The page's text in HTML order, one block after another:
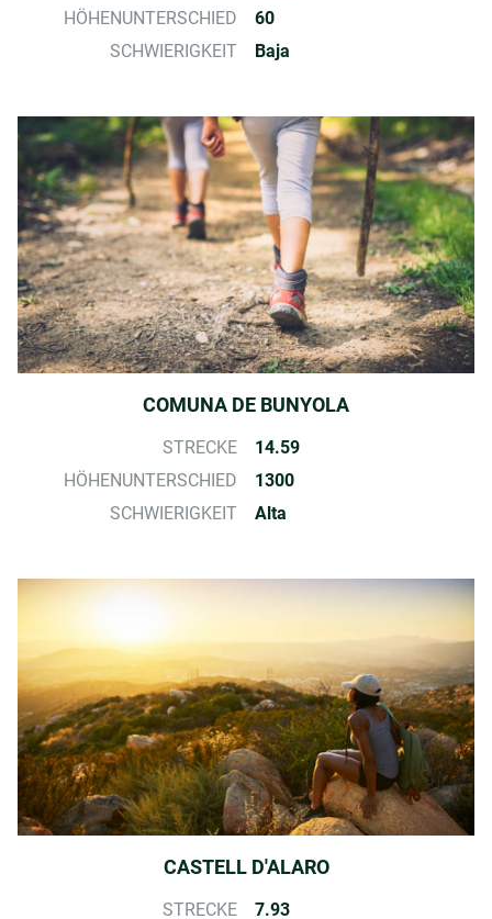
HÖHENUNTERSCHIED
60
SCHWIERIGKEIT
Baja
COMUNA DE BUNYOLA
STRECKE
14.59
HÖHENUNTERSCHIED
1300
SCHWIERIGKEIT
Alta
CASTELL D'ALARO
STRECKE 7.93